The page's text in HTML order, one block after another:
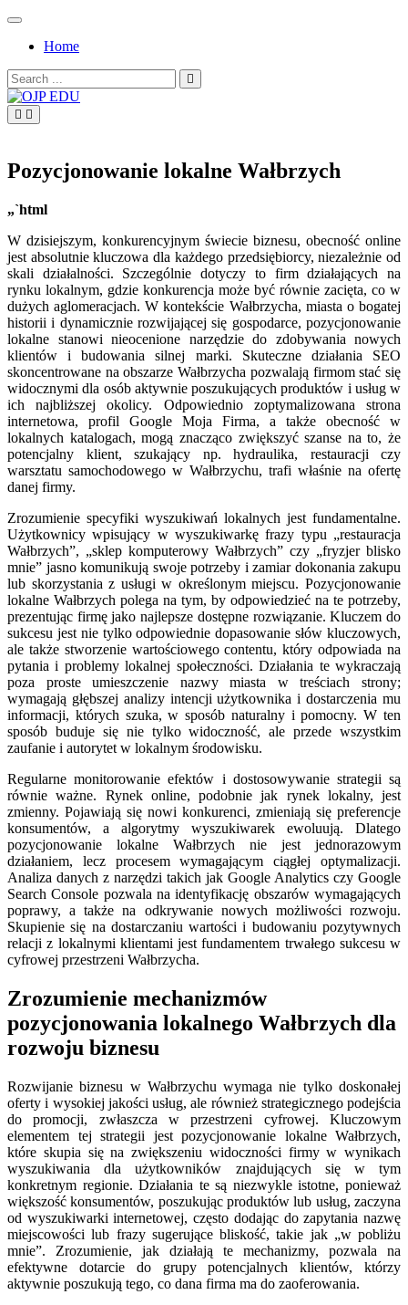
Skip
contentHome
Search
for:
Pozycjonowanie lokalne Wałbrzych
„`html
W dzisiejszym, konkurencyjnym świecie biznesu, obecność online
jest absolutnie kluczowa dla każdego przedsiębiorcy, niezależnie od
skali działalności. Szczególnie dotyczy to firm działających na
rynku lokalnym, gdzie konkurencja może być równie zacięta, co w
dużych aglomeracjach. W kontekście Wałbrzycha, miasta o bogatej
historii i dynamicznie rozwijającej się gospodarce, pozycjonowanie
lokalne stanowi nieocenione narzędzie do zdobywania nowych
klientów i budowania silnej marki. Skuteczne działania SEO
skoncentrowane na obszarze Wałbrzycha pozwalają firmom stać się
widocznymi dla osób aktywnie poszukujących produktów i usług w
ich najbliższej okolicy. Odpowiednio zoptymalizowana strona
internetowa, profil Google Moja Firma, a także obecność w
lokalnych katalogach, mogą znacząco zwiększyć szanse na to, że
potencjalny klient, szukający np. hydraulika, restauracji czy
warsztatu samochodowego w Wałbrzychu, trafi właśnie na ofertę
danej firmy.
Zrozumienie specyfiki wyszukiwań lokalnych jest fundamentalne.
Użytkownicy wpisujący w wyszukiwarkę frazy typu „restauracja
Wałbrzych”, „sklep komputerowy Wałbrzych” czy „fryzjer blisko
mnie” jasno komunikują swoje potrzeby i zamiar dokonania zakupu
lub skorzystania z usługi w określonym miejscu. Pozycjonowanie
lokalne Wałbrzych polega na tym, by odpowiedzieć na te potrzeby,
prezentując firmę jako najlepsze dostępne rozwiązanie. Kluczem do
sukcesu jest nie tylko odpowiednie dopasowanie słów kluczowych,
ale także stworzenie wartościowego contentu, który odpowiada na
pytania i problemy lokalnej społeczności. Działania te wykraczają
poza proste umieszczenie nazwy miasta w treściach strony;
wymagają głębszej analizy intencji użytkownika i dostarczenia mu
informacji, których szuka, w sposób naturalny i pomocny. W ten
sposób buduje się nie tylko widoczność, ale przede wszystkim
zaufanie i autorytet w lokalnym środowisku.
Regularne monitorowanie efektów i dostosowywanie strategii są
równie ważne. Rynek online, podobnie jak rynek lokalny, jest
zmienny. Pojawiają się nowi konkurenci, zmieniają się preferencje
konsumentów, a algorytmy wyszukiwarek ewoluują. Dlatego
pozycjonowanie lokalne Wałbrzych nie jest jednorazowym
działaniem, lecz procesem wymagającym ciągłej optymalizacji.
Analiza danych z narzędzi takich jak Google Analytics czy Google
Search Console pozwala na identyfikację obszarów wymagających
poprawy, a także na odkrywanie nowych możliwości rozwoju.
Skupienie się na dostarczaniu wartości i budowaniu pozytywnych
relacji z lokalnymi klientami jest fundamentem trwałego sukcesu w
cyfrowej przestrzeni Wałbrzycha.
Zrozumienie mechanizmów
pozycjonowania lokalnego Wałbrzych dla
rozwoju biznesu
Rozwijanie biznesu w Wałbrzychu wymaga nie tylko doskonałej
oferty i wysokiej jakości usług, ale również strategicznego podejścia
do promocji, zwłaszcza w przestrzeni cyfrowej. Kluczowym
elementem tej strategii jest pozycjonowanie lokalne Wałbrzych,
które skupia się na zwiększeniu widoczności firmy w wynikach
wyszukiwania dla użytkowników znajdujących się w tym
konkretnym regionie. Działania te są niezwykle istotne, ponieważ
większość konsumentów, poszukując produktów lub usług, zaczyna
od wyszukiwarki internetowej, często dodając do zapytania nazwę
miejscowości lub frazy sugerujące bliskość, takie jak „w pobliżu
mnie”. Zrozumienie, jak działają te mechanizmy, pozwala na
efektywne dotarcie do grupy potencjalnych klientów, którzy
aktywnie poszukują tego, co dana firma ma do zaoferowania.